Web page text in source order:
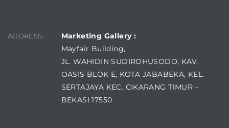
ADDRESS:
Marketing Gallery :
Mayfair Building,
JL. WAHIDIN SUDIROHUSODO, KAV.
OASIS BLOK E, KOTA JABABEKA, KEL.
SERTAJAYA KEC. CIKARANG TIMUR –
BEKASI 17550